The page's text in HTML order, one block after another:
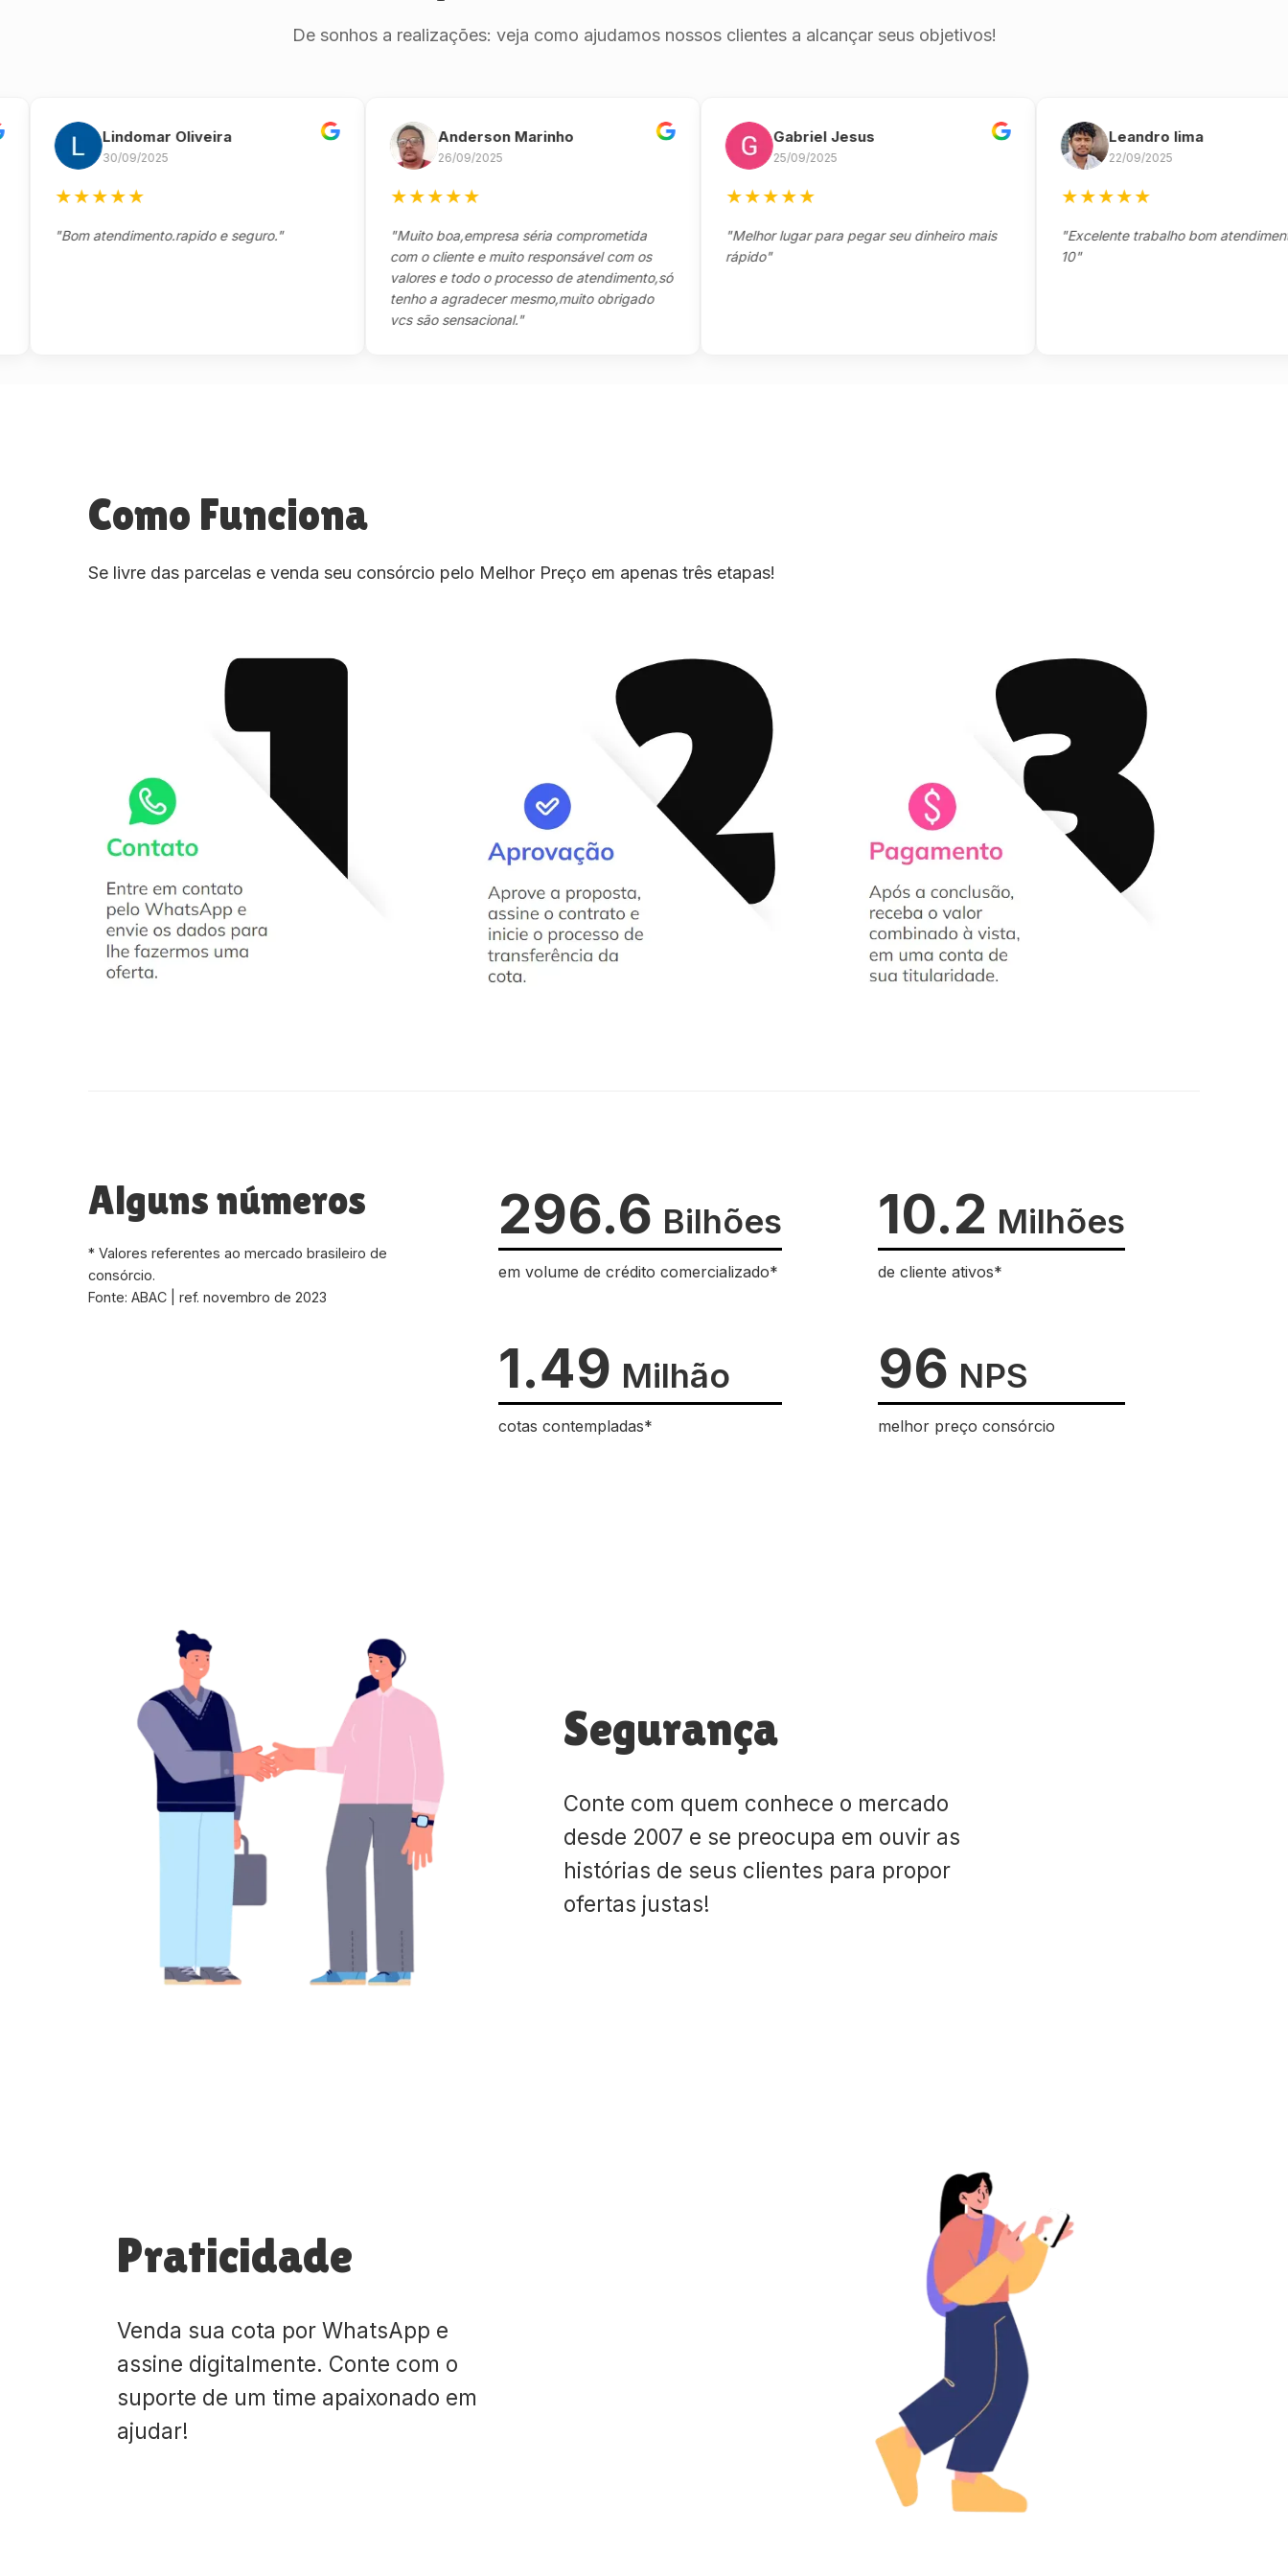
De sonhos a realizações: veja como ajudamos nossos clientes a alcançar seus objetivos!
Lindomar Oliveira
30/09/2025
★★★★
"Bom atendimento.rapido e seguro."
Anderson Marinho
26/09/2025
★★★★
"Muito boa,empresa séria comprometida
com o cliente e muito responsável com os
valores e todo o processo de atendimento,só
tenho a agradecer mesmo,muito obrigado
vcs são sensacional."
Gabriel Jesus
25/09/2025
★★★★
"Melhor lugar para pegar seu dinheiro mais
rápido"
Leandro lima
22/09/2025
★★★★
"Excelente trabalho bom atendimento
Como Funciona
Se livre das parcelas e venda seu consórcio pelo Melhor Preço em apenas três etapas!
Alguns números
* Valores referentes ao mercado brasileiro de
consórcio.
Fonte: ABAC | ref. novembro de 2023
296.6 Bilhões
em volume de crédito comercializado*
10.2 Milhões
de cliente ativos*
1.49 Milhão
cotas contempladas*
96 NPS
melhor preço consórcio
Segurança
Conte com quem conhece o mercado
desde 2007 e se preocupa em ouvir as
histórias de seus clientes para propor
ofertas justas!
Praticidade
Venda sua cota por WhatsApp e
assine digitalmente. Conte com o
suporte de um time apaixonado em
ajudar!